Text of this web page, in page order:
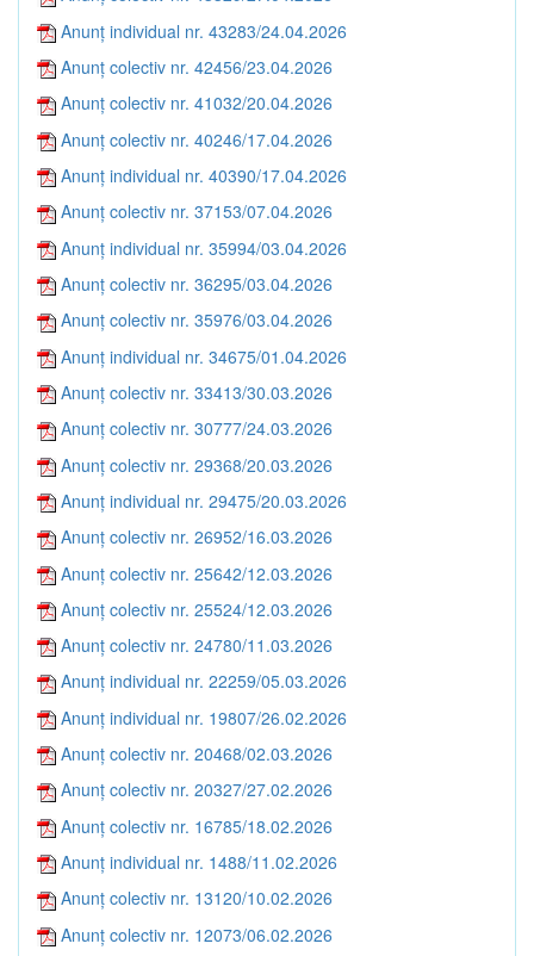
Anunț individual nr. 43283/24.04.2026
Anunț colectiv nr. 42456/23.04.2026
Anunț colectiv nr. 41032/20.04.2026
Anunț colectiv nr. 40246/17.04.2026
Anunț individual nr. 40390/17.04.2026
Anunț colectiv nr. 37153/07.04.2026
Anunț individual nr. 35994/03.04.2026
Anunț colectiv nr. 36295/03.04.2026
Anunț colectiv nr. 35976/03.04.2026
Anunț individual nr. 34675/01.04.2026
Anunț colectiv nr. 33413/30.03.2026
Anunț colectiv nr. 30777/24.03.2026
Anunț colectiv nr. 29368/20.03.2026
Anunț individual nr. 29475/20.03.2026
Anunț colectiv nr. 26952/16.03.2026
Anunț colectiv nr. 25642/12.03.2026
Anunț colectiv nr. 25524/12.03.2026
Anunț colectiv nr. 24780/11.03.2026
Anunț individual nr. 22259/05.03.2026
Anunț individual nr. 19807/26.02.2026
Anunț colectiv nr. 20468/02.03.2026
Anunț colectiv nr. 20327/27.02.2026
Anunț colectiv nr. 16785/18.02.2026
Anunț individual nr. 1488/11.02.2026
Anunț colectiv nr. 13120/10.02.2026
Anunț colectiv nr. 12073/06.02.2026